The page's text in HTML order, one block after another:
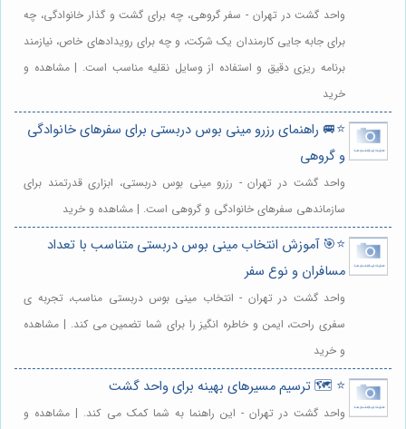
واحد گشت در تهران - سفر گروهی، چه برای گشت و گذار خانوادگی، چه
برای جابه جایی کارمندان یک شرکت، و چه برای رویدادهای خاص، نیازمند
برنامه ریزی دقیق و استفاده از وسایل نقلیه مناسب است. | مشاهده و
خرید
⭐️🚐 راهنمای رزرو مینی بوس دربستی برای سفرهای خانوادگی
و گروهی
واحد گشت در تهران - رزرو مینی بوس دربستی، ابزاری قدرتمند برای
سازماندهی سفرهای خانوادگی و گروهی است. | مشاهده و خرید
⭐️🎯 آموزش انتخاب مینی بوس دربستی متناسب با تعداد
مسافران و نوع سفر
واحد گشت در تهران - انتخاب مینی بوس دربستی مناسب، تجربه ی
سفری راحت، ایمن و خاطره انگیز را برای شما تضمین می کند. | مشاهده
و خرید
⭐️ 🗺️ ترسیم مسیرهای بهینه برای واحد گشت
واحد گشت در تهران - این راهنما به شما کمک می کند. | مشاهده و